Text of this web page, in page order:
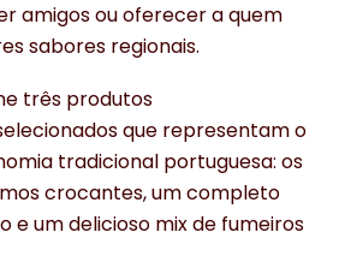
amigos ou oferecer a quem
sabores regionais.
três produtos
que representam o
tradicional portuguesa: os
crocantes, um completo
e um delicioso mix de fumeiros